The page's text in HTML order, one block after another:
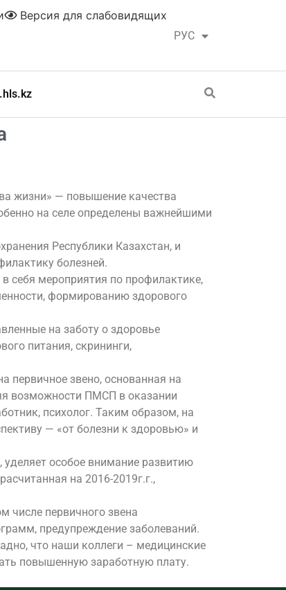
РУС
ҚАЗ
Версия для слабовидящих
жизни» — повышение качества
на селе определены важнейшими
Республики Казахстан, и
болезней.
себя мероприятия по профилактике,
формированию здорового
на заботу о здоровье
питания, скрининги,
первичное звено, основанная на
возможности ПМСП в оказании
психолог. Таким образом, на
— «от болезни к здоровью» и
особое внимание развитию
на 2016-2019г.г.,
числе первичного звена
предупреждение заболеваний.
что наши коллеги – медицинские
повышенную заработную плату.